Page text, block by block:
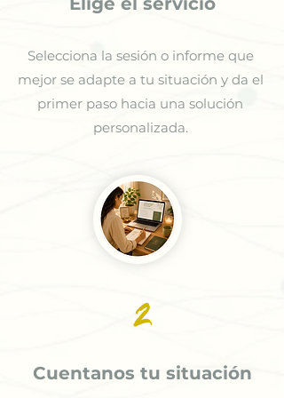
Selecciona la sesión o informe que
mejor se adapte a tu situación y da el
primer paso hacia una solución
personalizada.
2
Cuentanos tu situación